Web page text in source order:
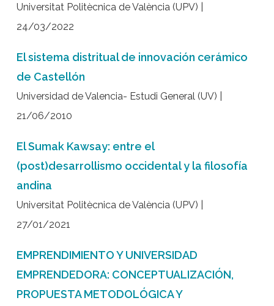
Universitat Politècnica de València (UPV) |
24/03/2022
El sistema distritual de innovación cerámico
de Castellón
Universidad de Valencia- Estudi General (UV) |
21/06/2010
El Sumak Kawsay: entre el
(post)desarrollismo occidental y la filosofía
andina
Universitat Politècnica de València (UPV) |
27/01/2021
EMPRENDIMIENTO Y UNIVERSIDAD
EMPRENDEDORA: CONCEPTUALIZACIÓN,
PROPUESTA METODOLÓGICA Y